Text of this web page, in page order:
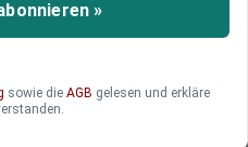
Widerstand gegen
des Landes, warnt
Fast alle
»
sowie die AGB gelesen und erkläre